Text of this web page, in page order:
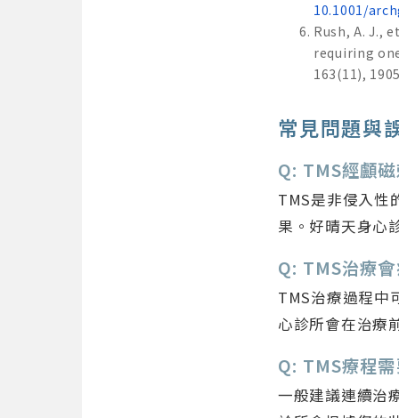
10.1001/
Rush, A. J.,
requiring
163(11),
常見問題與
Q: TMS經顱
TMS是非侵入性
果。好晴天身心
Q: TMS治療
TMS治療過程中
心診所會在治療
Q: TMS療程
一般建議連續治